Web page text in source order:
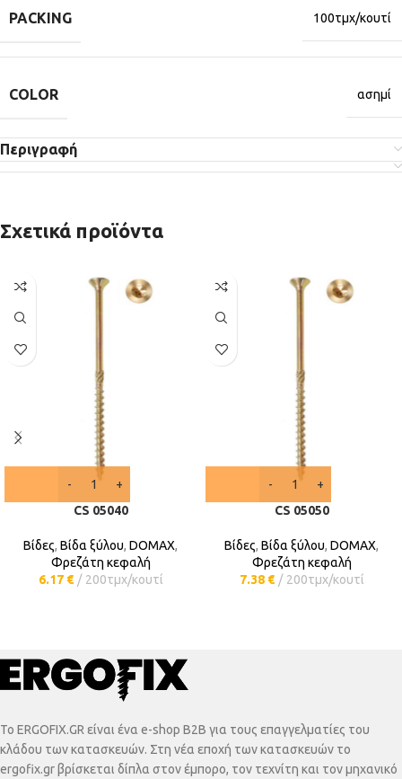
PACKING 100τμχ/κουτί
COLOR ασημί
Περιγραφή
Σχετικά προϊόντα
CS 05040
Βίδες, Βίδα ξύλου, DOMAX,
Φρεζάτη κεφαλή
6.17 € 200τμχ/κουτί
CS 05050
Βίδες, Βίδα ξύλου, DOMAX,
Φρεζάτη κεφαλή
7.38 € 200τμχ/κουτί
To ERGOFIX.GR είναι ένα e-shop B2B για τους επαγγελματίες του
κλάδου των κατασκευών. Στη νέα εποχή των κατασκευών το
ergofix.gr βρίσκεται δίπλα στον έμπορο, τον τεχνίτη και τον μηχανικό